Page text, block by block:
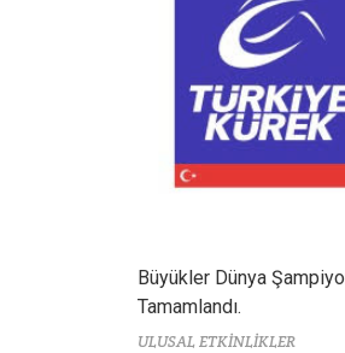
Büyükler Dünya
Tamamlandı.
ULUSAL ETKİNLİKLER